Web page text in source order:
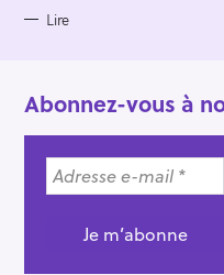
Lire
Abonnez-vous à